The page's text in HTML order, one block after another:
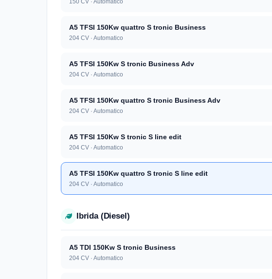
A5 TFSI 150Kw quattro S tronic Business
204 CV · Automatico
A5 TFSI 150Kw S tronic Business Adv
204 CV · Automatico
A5 TFSI 150Kw quattro S tronic Business Adv
204 CV · Automatico
A5 TFSI 150Kw S tronic S line edit
204 CV · Automatico
A5 TFSI 150Kw quattro S tronic S line edit
204 CV · Automatico
Ibrida (Diesel)
A5 TDI 150Kw S tronic Business
204 CV · Automatico